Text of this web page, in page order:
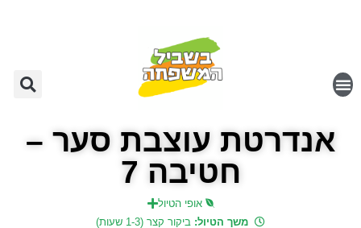
אנדרטת עוצבת סער –
חטיבה 7
אופי הטיול
משך הטיול: ביקור קצר (1-3 שעות)